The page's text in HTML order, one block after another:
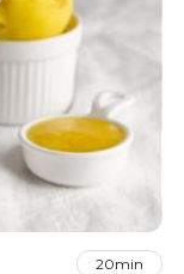
20min